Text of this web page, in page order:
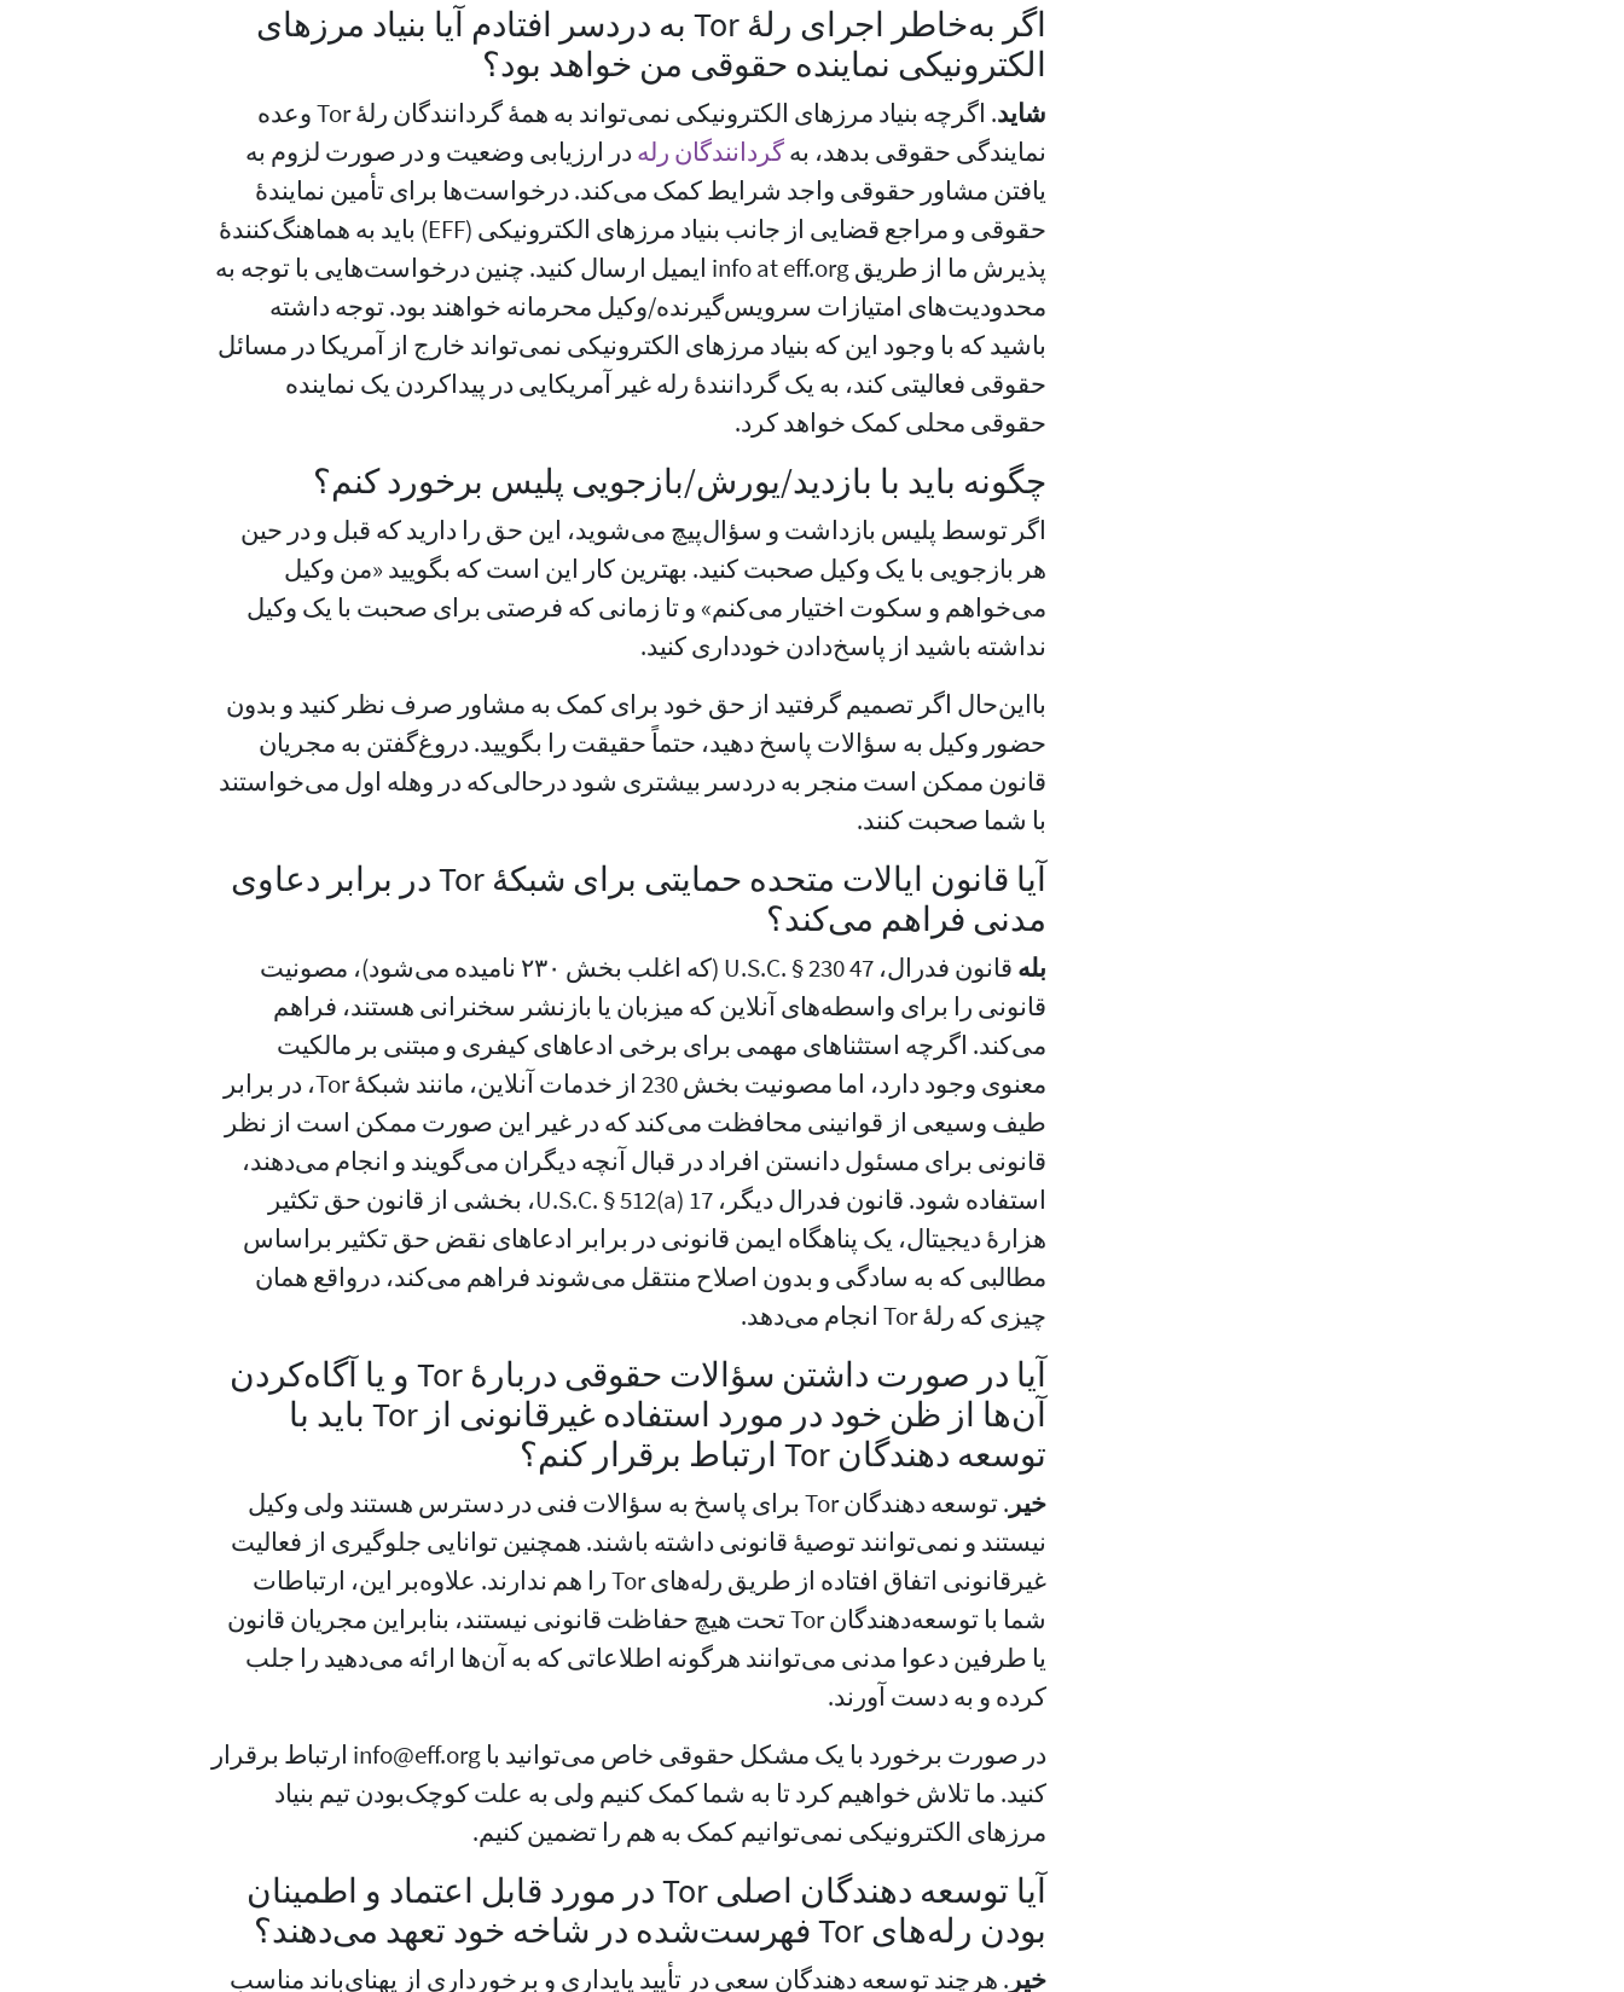
اگر به‌خاطر اجرای رلهٔ Tor به دردسر افتادم آیا بنیاد مرزهای
الکترونیکی نماینده حقوقی من خواهد بود؟
شاید
. اگرچه بنیاد مرزهای الکترونیکی نمی‌تواند به همهٔ گردانندگان رلهٔ Tor وعده
نمایندگی حقوقی بدهد، بهگردانندگان رلهدر ارزیابی وضعیت و در صورت لزوم به
یافتن مشاور حقوقی واجد شرایط کمک می‌کند. درخواست‌ها برای تأمین نمایندهٔ
حقوقی و مراجع قضایی از جانب بنیاد مرزهای الکترونیکی (EFF) باید به هماهنگ‌کنندهٔ
پذیرش ما از طریق info at eff.org ایمیل ارسال کنید. چنین درخواست‌هایی با توجه به
محدودیت‌های امتیازات سرویس‌گیرنده/وکیل محرمانه خواهند بود. توجه داشته
باشید که با وجود این که بنیاد مرزهای الکترونیکی نمی‌تواند خارج از آمریکا در مسائل
حقوقی فعالیتی کند، به یک گردانندهٔ رله غیر آمریکایی در پیدا‌کردن یک نماینده
حقوقی محلی کمک خواهد کرد.
چگونه باید با بازدید/یورش/بازجویی پلیس برخورد کنم؟
اگر توسط پلیس بازداشت و سؤال‌پیچ می‌شوید، این حق را دارید که قبل و در حین
هر بازجویی با یک وکیل صحبت کنید. بهترین کار این است که بگویید «من وکیل
می‌خواهم و سکوت اختیار می‌کنم» و تا زمانی که فرصتی برای صحبت با یک وکیل
نداشته باشید از پاسخ‌دادن خودداری کنید.
بااین‌حال اگر تصمیم گرفتید از حق خود برای کمک به مشاور صرف نظر کنید و بدون
حضور وکیل به سؤالات پاسخ دهید، حتماً حقیقت را بگویید. دروغ‌گفتن به مجریان
قانون ممکن است منجر به دردسر بیشتری شود درحالی‌که در وهله اول می‌خواستند
با شما صحبت کنند.
آیا قانون ایالات متحده حمایتی برای شبکهٔ Tor در برابر دعاوی
مدنی فراهم می‌کند؟
بله
قانون فدرال، 47 U.S.C. § 230 (که اغلب بخش ۲۳۰ نامیده می‌شود)، مصونیت
قانونی را برای واسطه‌های آنلاین که میزبان یا بازنشر سخنرانی هستند، فراهم
می‌کند. اگرچه استثناهای مهمی برای برخی ادعاهای کیفری و مبتنی بر مالکیت
معنوی وجود دارد، اما مصونیت بخش 230 از خدمات آنلاین، مانند شبکهٔ Tor، در برابر
طیف وسیعی از قوانینی محافظت می‌کند که در غیر این صورت ممکن است از نظر
قانونی برای مسئول دانستن افراد در قبال آنچه دیگران می‌گویند و انجام می‌دهند،
استفاده شود. قانون فدرال دیگر، 17 U.S.C. § 512(a)، بخشی از قانون حق تکثیر
هزارهٔ دیجیتال، یک پناهگاه ایمن قانونی در برابر ادعاهای نقض حق تکثیر براساس
مطالبی که به سادگی و بدون اصلاح منتقل می‌شوند فراهم می‌کند، درواقع همان
چیزی که رلهٔ Tor انجام می‌دهد.
آیا در صورت داشتن سؤالات حقوقی دربارهٔ Tor و یا آگاه‌کردن
آن‌ها از ظن خود در مورد استفاده غیرقانونی از Tor باید با
توسعه دهندگان Tor ارتباط برقرار کنم؟
خیر
. توسعه دهندگان Tor برای پاسخ به سؤالات فنی در دسترس هستند ولی وکیل
نیستند و نمی‌توانند توصیهٔ قانونی داشته باشند. همچنین توانایی جلوگیری از فعالیت
غیرقانونی اتفاق افتاده از طریق رله‌های Tor را هم ندارند. علاوه‌بر این، ارتباطات
شما با توسعه‌دهندگان Tor تحت هیچ حفاظت قانونی نیستند، بنابراین مجریان قانون
یا طرفین دعوا مدنی می‌توانند هرگونه اطلاعاتی که به آن‌ها ارائه می‌دهید را جلب
کرده و به دست آورند.
در صورت برخورد با یک مشکل حقوقی خاص می‌توانید با info@eff.org ارتباط برقرار
کنید. ما تلاش خواهیم کرد تا به شما کمک کنیم ولی به علت کوچک‌بودن تیم بنیاد
مرزهای الکترونیکی نمی‌توانیم کمک به هم را تضمین کنیم.
آیا توسعه دهندگان اصلی Tor در مورد قابل اعتماد و اطمینان
بودن رله‌های Tor فهرست‌شده در شاخه خود تعهد می‌دهند؟
خیر . هرچند توسعه دهندگان سعی در تأیید پایداری و برخورداری از پهنای‌باند مناسب